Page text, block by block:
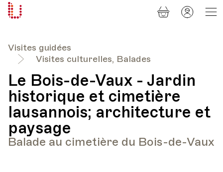
Visites guidées
Visites culturelles, Balades
Le Bois-de-Vaux - Jardin
historique et cimetière
lausannois; architecture et
paysage
Balade au cimetière du Bois-de-Vaux
Panier
Mon